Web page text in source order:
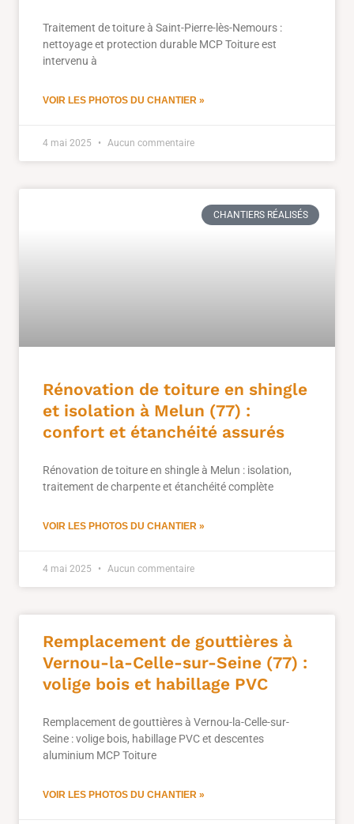
Traitement de toiture à Saint-Pierre-lès-Nemours :
nettoyage et protection durable MCP Toiture est
intervenu à
VOIR LES PHOTOS DU CHANTIER »
4 mai 2025 Aucun commentaire
CHANTIERS RÉALISÉS
Rénovation de toiture en shingle
et isolation à Melun (77) :
confort et étanchéité assurés
Rénovation de toiture en shingle à Melun : isolation,
traitement de charpente et étanchéité complète
VOIR LES PHOTOS DU CHANTIER »
4 mai 2025 Aucun commentaire
Remplacement de gouttières à
Vernou-la-Celle-sur-Seine (77) :
volige bois et habillage PVC
Remplacement de gouttières à Vernou-la-Celle-sur-
Seine : volige bois, habillage PVC et descentes
aluminium MCP Toiture
VOIR LES PHOTOS DU CHANTIER »